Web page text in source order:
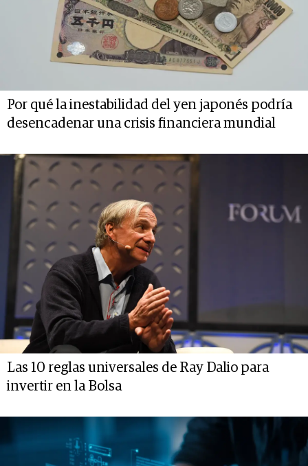
Por qué la inestabilidad del yen japonés podría
desencadenar una crisis financiera mundial
Las 10 reglas universales de Ray Dalio para
invertir en la Bolsa